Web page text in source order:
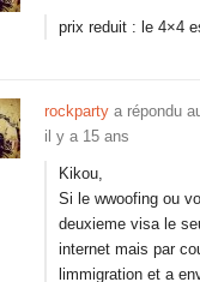
prix reduit : le 4×4
rockparty a répondu
il y a 15 ans
Kikou,
Si le wwoofing ou
deuxieme visa le
internet mais par
limmigration et a